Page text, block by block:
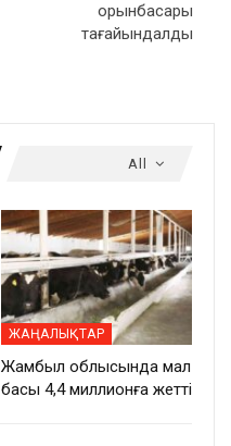
орынбасары
тағайындалды
All
ЖАҢАЛЫҚТАР
Жамбыл облысында мал
басы 4,4 миллионға жетті